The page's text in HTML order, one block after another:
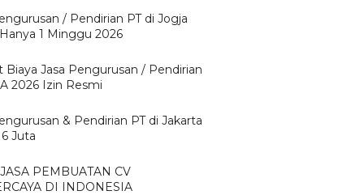
/ Pendirian PT di Jogja
1 Minggu 2026
Biaya Jasa Pengurusan / Pendirian
2026 Izin Resmi
& Pendirian PT di Jakarta
Juta
PEMBUATAN CV
DI INDONESIA